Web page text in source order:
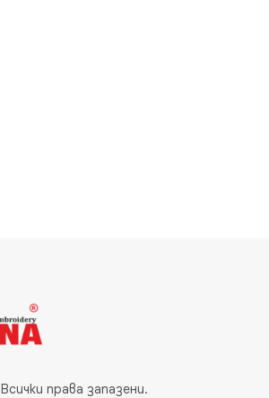
Всички права запазени.